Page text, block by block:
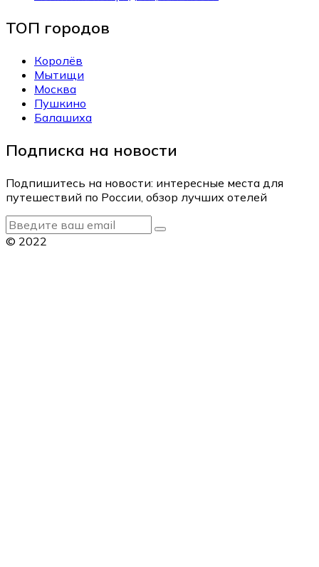
ТОП городов
Королёв
Мытищи
Москва
Пушкино
Балашиха
Подписка на новости
Подпишитесь на новости: интересные места для
путешествий по России, обзор лучших отелей
© 2022